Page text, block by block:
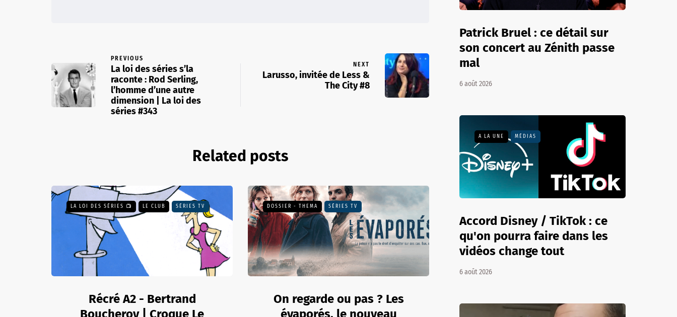
PREVIOUS
La loi des séries s’la
raconte : Rod Serling,
l’homme d’une autre
dimension | La loi des
séries #343
NEXT
Larusso, invitée de Less &
The City #8
Related posts
LA LOI DES SÉRIES 📺 LE CLUB SÉRIES TV
Récré A2 - Bertrand
Boucheroy | Croque Le
DOSSIER - THEMA SÉRIES TV
On regarde ou pas ? Les
évaporés, le nouveau
Patrick Bruel : ce détail sur
son concert au Zénith passe
mal
6 août 2026
A LA UNE MÉDIAS
Accord Disney / TikTok : ce
qu'on pourra faire dans les
vidéos change tout
6 août 2026